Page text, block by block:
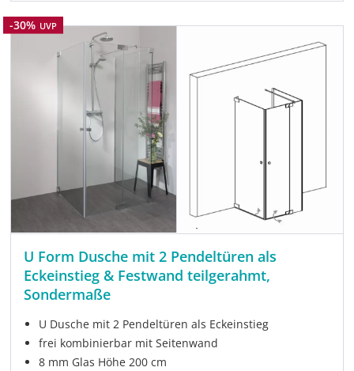
Rabatt
-30% UVP
U Form Dusche mit 2 Pendeltüren als
Eckeinstieg & Festwand teilgerahmt,
Sondermaße
U Dusche mit 2 Pendeltüren als Eckeinstieg
frei kombinierbar mit Seitenwand
8 mm Glas Höhe 200 cm